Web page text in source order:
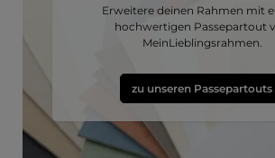
Erweitere deinen Rahmen mit
hochwertigen Passepartout
MeinLieblingsrahmen.
zu unseren Passepartouts